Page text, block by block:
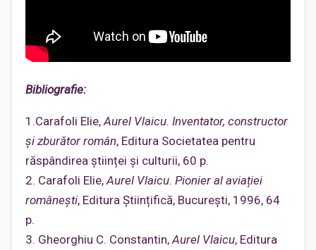
Bibliografie:
1.Carafoli Elie,Aurel Vlaicu. Inventator, constructor
și zburător român, Editura Societatea pentru
răspândirea științei și culturii, 60 p.
2. Carafoli Elie,Aurel Vlaicu. Pionier al aviației
românești, Editura Științifică, București, 1996, 64
p.
3. Gheorghiu C. Constantin,Aurel Vlaicu, Editura